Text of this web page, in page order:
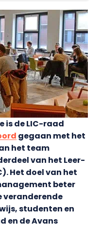
is de LIC-raad
gegaan met het
het team
van het Leer-
Het doel van het
beter
veranderende
studenten en
en de Avans